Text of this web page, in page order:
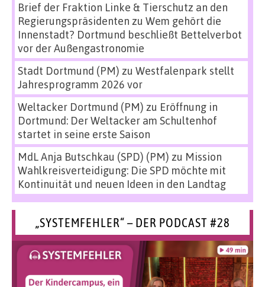
Brief der Fraktion Linke & Tierschutz an den
Regierungspräsidenten zu Wem gehört die
Innenstadt? Dortmund beschließt Bettelverbot
vor der Außengastronomie
Stadt Dortmund (PM) zu Westfalenpark stellt
Jahresprogramm 2026 vor
Weltacker Dortmund (PM) zu Eröffnung in
Dortmund: Der Weltacker am Schultenhof
startet in seine erste Saison
MdL Anja Butschkau (SPD) (PM) zu Mission
Wahlkreisverteidigung: Die SPD möchte mit
Kontinuität und neuen Ideen in den Landtag
„SYSTEMFEHLER“ – DER PODCAST #28